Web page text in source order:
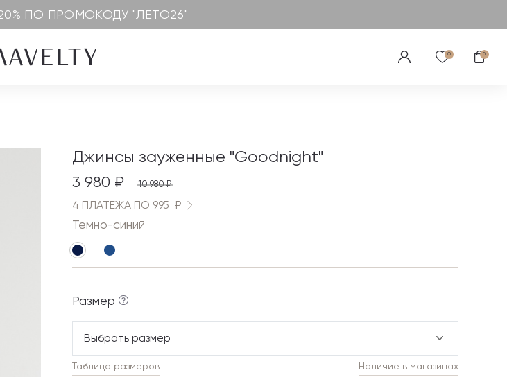
ПО ПРОМОКОДУ "ЛЕТО26"
0 0
Джинсы зауженные "Goodnight"
3 980 ₽ 10 980 ₽
4 ПЛАТЕЖА ПО 995 ₽
Темно-синий
Размер
Выбрать размер
Таблица размеров Наличие в магазинах